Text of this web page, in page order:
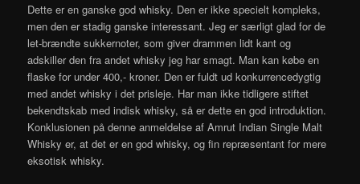
Dette er en ganske god whisky. Den er ikke specielt kompleks,
men den er stadig ganske interessant. Jeg er særligt glad for de
let-brændte sukkernoter, som giver drammen lidt kant og
adskiller den fra andet whisky jeg har smagt. Man kan købe en
flaske for under 400,- kroner. Den er fuldt ud konkurrencedygtig
med andet whisky i det prisleje. Har man ikke tidligere stiftet
bekendtskab med indisk whisky, så er dette en god introduktion.
Konklusionen på denne anmeldelse af Amrut Indian Single Malt
Whisky er, at det er en god whisky, og fin repræsentant for mere
eksotisk whisky.